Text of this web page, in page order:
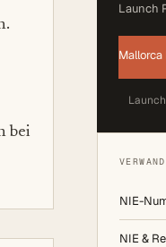
bei
Launch
NIE-
NIE &